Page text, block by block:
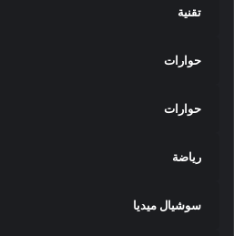
تقنية
حوارات
حوارات
رياضة
سوشيال ميديا